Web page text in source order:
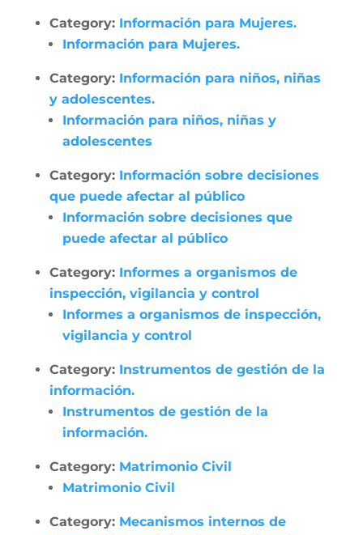
Category: Información para Mujeres.
Información para Mujeres.
Category: Información para niños, niñas
y adolescentes.
Información para niños, niñas y
adolescentes
Category: Información sobre decisiones
que puede afectar al público
Información sobre decisiones que
puede afectar al público
Category: Informes a organismos de
inspección, vigilancia y control
Informes a organismos de inspección,
vigilancia y control
Category: Instrumentos de gestión de la
información.
Instrumentos de gestión de la
información.
Category: Matrimonio Civil
Matrimonio Civil
Category: Mecanismos internos de